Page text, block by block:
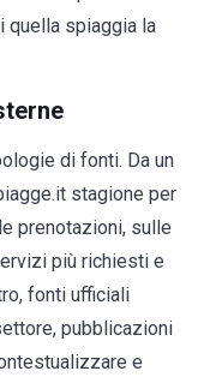
quella spiaggia la
di fonti. Da un
stagione per
prenotazioni, sulle
più richiesti e
fonti ufficiali
pubblicazioni
e